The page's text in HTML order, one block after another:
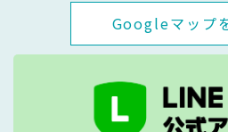
Googleマップ